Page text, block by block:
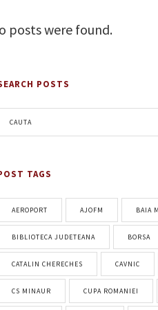
posts were found.
POSTS
TAGS
AEROPORT AJOFM BAIA
BIBLIOTECA JUDETEANA BORSA
CATALIN CHERECHES CAVNIC
CS MINAUR CUPA ROMANIEI